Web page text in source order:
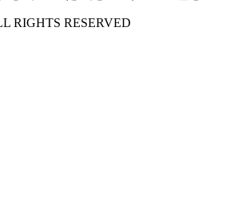
RIGHTS RESERVED